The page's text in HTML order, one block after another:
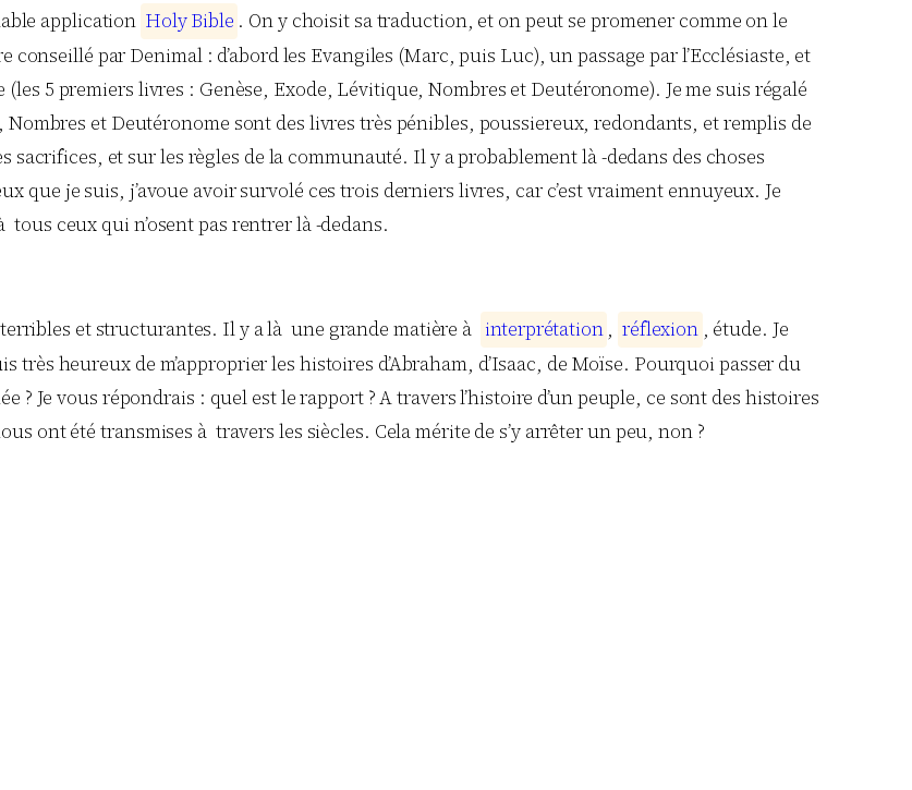
application HolyBible . On y choisit sa traduction, et on peut se promener comme on le
conseillé par Denimal : d’abord les Evangiles (Marc, puis Luc), un passage par l’Ecclésiaste, et
5 premiers livres : Genèse, Exode, Lévitique, Nombres et Deutéronome). Je me suis régalé
Nombres et Deutéronome sont des livres très pénibles, poussiereux, redondants, et remplis de
et sur les règles de la communauté. Il y a probablement là -dedans des choses
que je suis, j’avoue avoir survolé ces trois derniers livres, car c’est vraiment ennuyeux. Je
ceux qui n’osent pas rentrer là -dedans.
et structurantes. Il y a là une grande matière à interprétation , réflexion , étude. Je
heureux de m’approprier les histoires d’Abraham, d’Isaac, de Moïse. Pourquoi passer du
Je vous répondrais : quel est le rapport ? A travers l’histoire d’un peuple, ce sont des histoires
ont été transmises à travers les siècles. Cela mérite de s’y arrêter un peu, non ?